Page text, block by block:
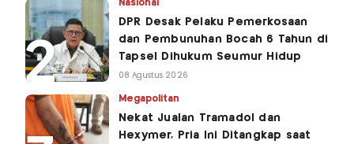
Nasional
DPR Desak Pelaku Pemerkosaan
dan Pembunuhan Bocah 6 Tahun di
Tapsel Dihukum Seumur Hidup
08 Agustus 2026
Megapolitan
Nekat Jualan Tramadol dan
Hexymer, Pria Ini Ditangkap saat